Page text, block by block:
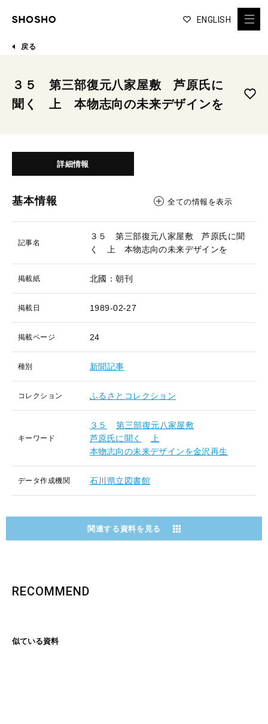
ENGLISH
戻る
３５ 第三部復元八家屋敷 芦原氏に
聞く 上 本物志向の未来デザインを
詳細情報
基本情報 全ての情報を表示
記事名
３５ 第三部復元八家屋敷 芦原氏に聞
く 上 本物志向の未来デザインを
掲載紙 北國：朝刊
掲載日 1989-02-27
掲載ページ 24
種別 新聞記事
コレクション ふるさとコレクション
キーワード
３５
第三部復元八家屋敷
芦原氏に聞く
上
本物志向の未来デザインを金沢再生
データ作成機関 石川県立図書館
関連する資料を見る
RECOMMEND
似ている資料